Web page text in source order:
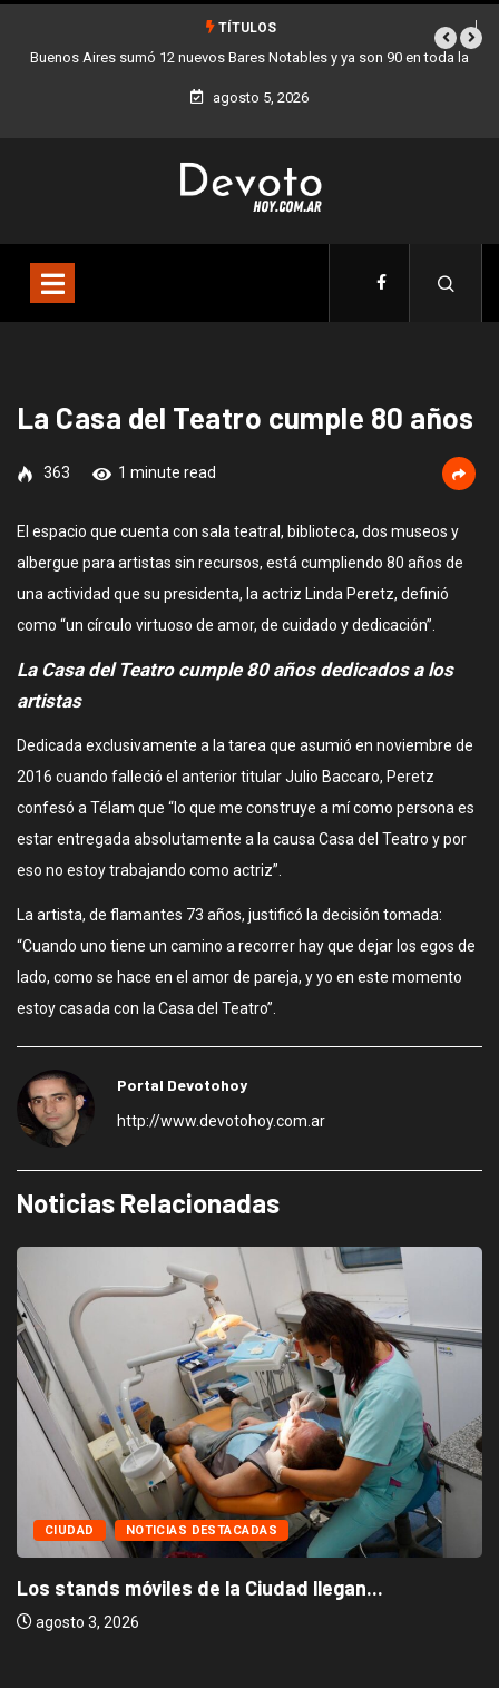
TÍTULOS
Buenos Aires sumó 12 nuevos Bares Notables y ya son 90 en toda la
Ciudad
agosto 5, 2026
La Casa del Teatro cumple 80 años
363 1 minute read
El espacio que cuenta con sala teatral, biblioteca, dos museos y
albergue para artistas sin recursos, está cumpliendo 80 años de
una actividad que su presidenta, la actriz Linda Peretz, definió
como “un círculo virtuoso de amor, de cuidado y dedicación”.
La Casa del Teatro cumple 80 años dedicados a los
artistas
Dedicada exclusivamente a la tarea que asumió en noviembre de
2016 cuando falleció el anterior titular Julio Baccaro, Peretz
confesó a Télam que “lo que me construye a mí como persona es
estar entregada absolutamente a la causa Casa del Teatro y por
eso no estoy trabajando como actriz”.
La artista, de flamantes 73 años, justificó la decisión tomada:
“Cuando uno tiene un camino a recorrer hay que dejar los egos de
lado, como se hace en el amor de pareja, y yo en este momento
estoy casada con la Casa del Teatro”.
Portal Devotohoy
http://www.devotohoy.com.ar
Noticias Relacionadas
CIUDAD NOTICIAS DESTACADAS
Los stands móviles de la Ciudad llegan...
agosto 3, 2026